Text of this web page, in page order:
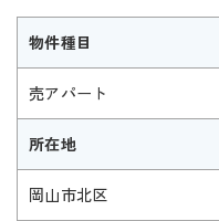
物件種目
売アパート
所在地
岡山市北区